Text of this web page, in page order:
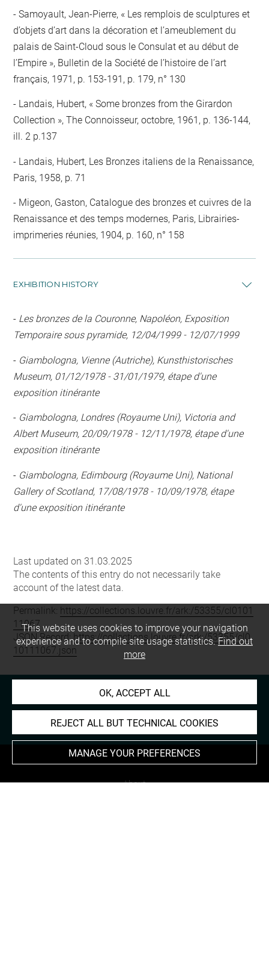
Samoyault, Jean-Pierre, « Les remplois de sculptures et
d’objets d’art dans la décoration et l’ameublement du
palais de Saint-Cloud sous le Consulat et au début de
l’Empire », Bulletin de la Société de l’histoire de l’art
français, 1971, p. 153-191, p. 179, n° 130
Landais, Hubert, « Some bronzes from the Girardon
Collection », The Connoisseur, octobre, 1961, p. 136-144,
ill. 2 p.137
Landais, Hubert, Les Bronzes italiens de la Renaissance,
Paris, 1958, p. 71
Migeon, Gaston, Catalogue des bronzes et cuivres de la
Renaissance et des temps modernes, Paris, Librairies-
imprimeries réunies, 1904, p. 160, n° 158
EXHIBITION HISTORY
- Les bronzes de la Couronne, Napoléon, Exposition
Temporaire sous pyramide, 12/04/1999 - 12/07/1999
- Giambologna, Vienne (Autriche), Kunsthistorisches
Museum, 01/12/1978 - 31/01/1979, étape d'une
exposition itinérante
- Giambologna, Londres (Royaume Uni), Victoria and
Albert Museum, 20/09/1978 - 12/11/1978, étape d'une
exposition itinérante
- Giambologna, Edimbourg (Royaume Uni), National
Gallery of Scotland, 17/08/1978 - 10/09/1978, étape
d'une exposition itinérante
Last updated on 31.03.2025
The contents of this entry do not necessarily take
account of the latest data.
Permalink: https://collections.louvre.fr/ark:/53355/cl0101
11067
JSON Record:https://collections.louvre.fr/ark:/53355/cl0
10111067.json
About
This website uses cookies to improve your navigation
experience and to compile site usage statistics.Find out
more
OK, ACCEPT ALL
REJECT ALL BUT TECHNICAL COOKIES
MANAGE YOUR PREFERENCES